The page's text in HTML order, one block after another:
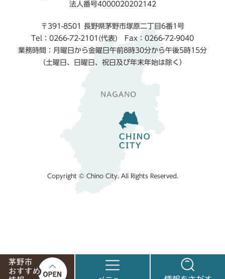
法人番号4000020202142
〒391-8501 長野県茅野市塚原二丁目6番1号
Tel：0266-72-2101(代表) Fax：0266-72-9040
業務時間：月曜日から金曜日午前8時30分から午後5時15分
（土曜日、日曜日、祝日及び年末年始は除く）
Copyright © Chino City. All Rights Reserved.